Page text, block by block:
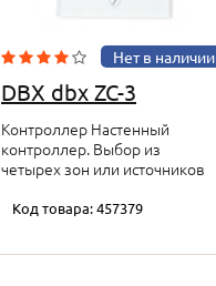
Нет в наличии
DBX dbx ZC-3
Контроллер Настенный
контроллер. Выбор из
четырех зон или источников
Код товара: 457379